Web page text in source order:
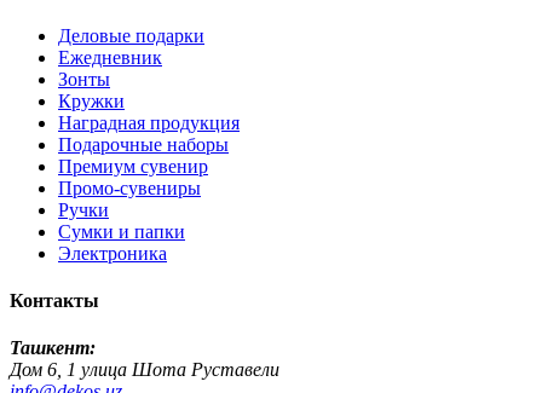
Деловые подарки
Ежедневник
Зонты
Кружки
Наградная продукция
Подарочные наборы
Премиум сувенир
Промо-сувениры
Ручки
Сумки и папки
Электроника
Контакты
Ташкент:
Дом 6, 1 улица Шота Руставели